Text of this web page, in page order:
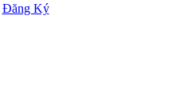
Đăng Ký